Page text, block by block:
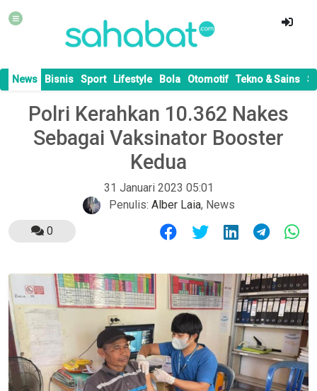
News Bisnis Sport Lifestyle Bola Otomotif Tekno & Sains
Polri Kerahkan 10.362 Nakes
Sebagai Vaksinator Booster
Kedua
31 Januari 2023 05:01
Penulis: Alber Laia, News
0